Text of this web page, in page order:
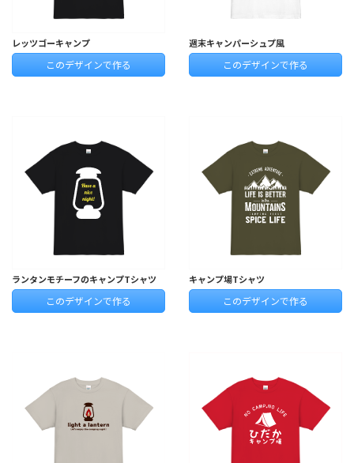
レッツゴーキャンプ
このデザインで作る
週末キャンパーシュプ風
このデザインで作る
ランタンモチーフのキャンプTシャツ
このデザインで作る
キャンプ場Tシャツ
このデザインで作る